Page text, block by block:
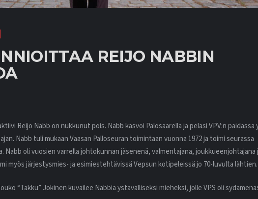
REIJO NABBIN
Reijo Nabb on nukkunut pois. Nabb kasvoi Palosaarella ja pelasi VPV:n paidassa
Nabb tuli mukaan Vaasan Palloseuran toimintaan vuonna 1972 ja toimi seurassa
Nabb oli vuosien varrella johtokunnan jäsenenä, valmentajana, joukkueenjohtajana
myös järjestysmies- ja esimiestehtävissä Vepsun kotipeleissä jo 70-luvulta lähtien.
“Takku” Jokinen kuvailee Nabbia ystävälliseksi mieheksi, jolle VPS oli